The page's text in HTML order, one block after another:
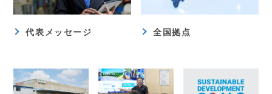
代表メッセージ 全国拠点